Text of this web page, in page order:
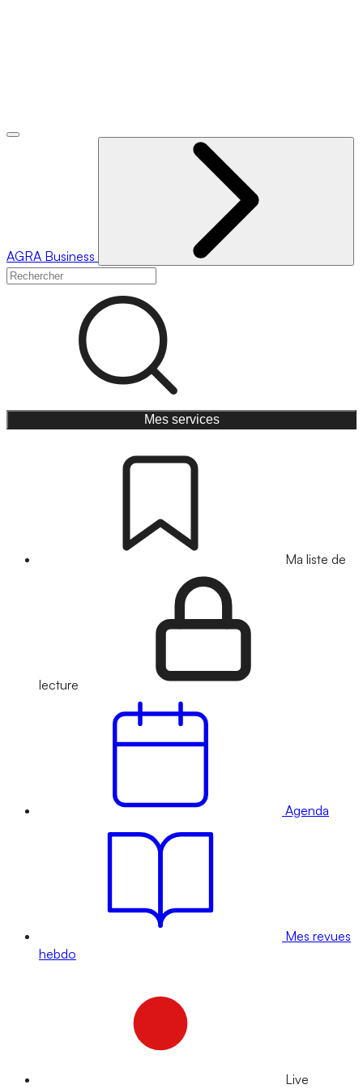
AGRA Business
Mes services
Ma liste de
lecture
Agenda
Mes revues
hebdo
Live